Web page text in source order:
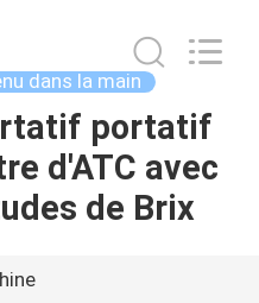
dans la main
portatif
d'ATC avec
de Brix